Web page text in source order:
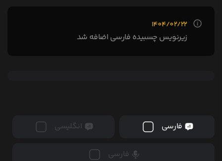
1404/02/22
زیرنویس چسبیده فارسی اضافه شد
فارسی انگلیسی
فارسی